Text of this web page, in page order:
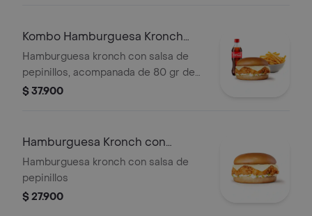
Kombo Hamburguesa Kronch
con Pepinillo
Hamburguesa kronch con salsa de
pepinillos, acompanada de 80 gr de
papas a la francesa y gaseosa de 400
$ 37.900
Hamburguesa Kronch con
Pepinillo
Hamburguesa kronch con salsa de
pepinillos
$ 27.900